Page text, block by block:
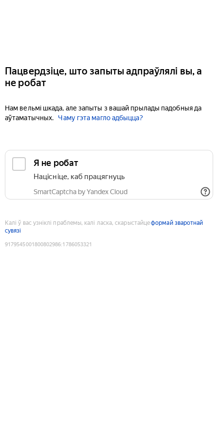
Пацвердзіце, што запыты адпраўлялі вы, а
не робат
Нам вельмі шкада, але запыты з вашай прылады падобныя да
аўтаматычных.
Чаму гэта магло адбыцца?
Я не робат
Націсніце, каб працягнуць
SmartCaptcha by Yandex Cloud
Калі ў вас узніклі праблемы, калі ласка, скарыстайцеформай зваротнай
сувязі
9179545001800802986:1786053321